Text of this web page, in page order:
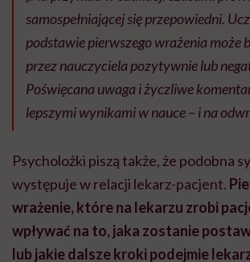
samospełniającej się przepowiedni.
podstawie pierwszego wrażenia
przez nauczyciela pozytywnie lub
Poświęcana uwaga i życzliwe
lepszymi wynikami w nauce – i na
Psycholożki piszą także, że podobna
występuje w relacji lekarz-pacjent.
wrażenie, które na lekarzu zrobi
wpływać na to, jaka zostanie
lub jakie dalsze kroki podejmie